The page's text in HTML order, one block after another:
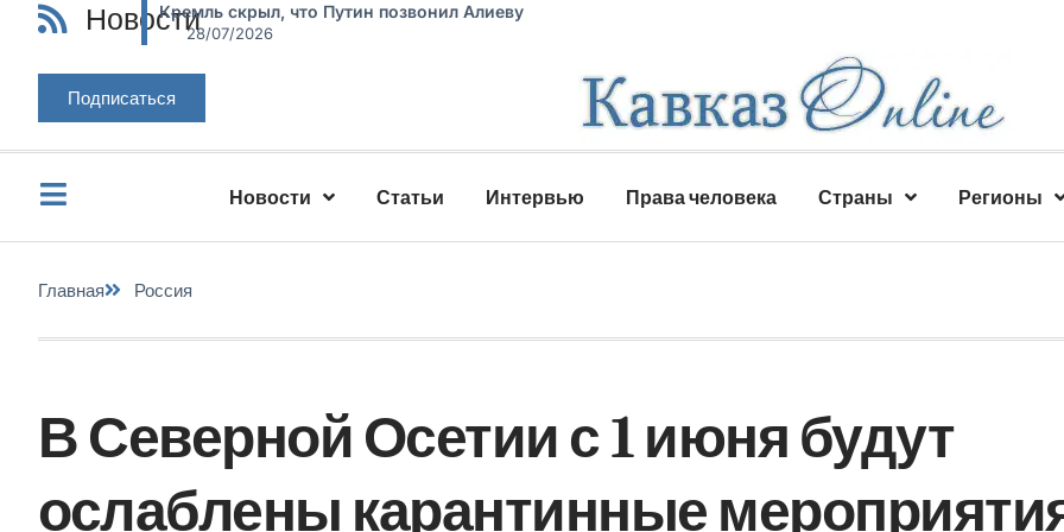
НовостиКремль скрыл, что Путин позвонил Алиеву
28/07/2026
Подписаться
Новости Статьи Интервью Права человека Страны Регионы
Главная Россия
В Северной Осетии с 1 июня будут
ослаблены карантинные